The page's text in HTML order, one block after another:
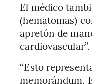
El médico
(hematomas)
apretón de
cardiovascular”.
“Esto
memorándum.